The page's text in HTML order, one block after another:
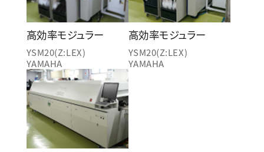
高効率モジュラー
YSM20(Z:LEX)
YAMAHA
高効率モジュラー
YSM20(Z:LEX)
YAMAHA